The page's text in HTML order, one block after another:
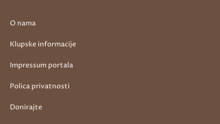
O nama
Klupske informacije
Impressum portala
Polica privatnosti
Donirajte